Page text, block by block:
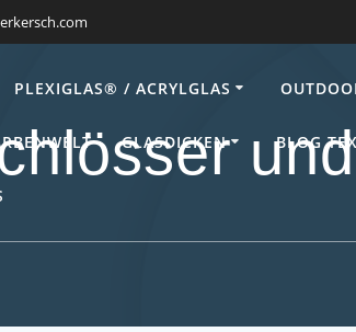
PLEXIGLAS® / ACRYLGLAS
GLASDICKEN BLOG